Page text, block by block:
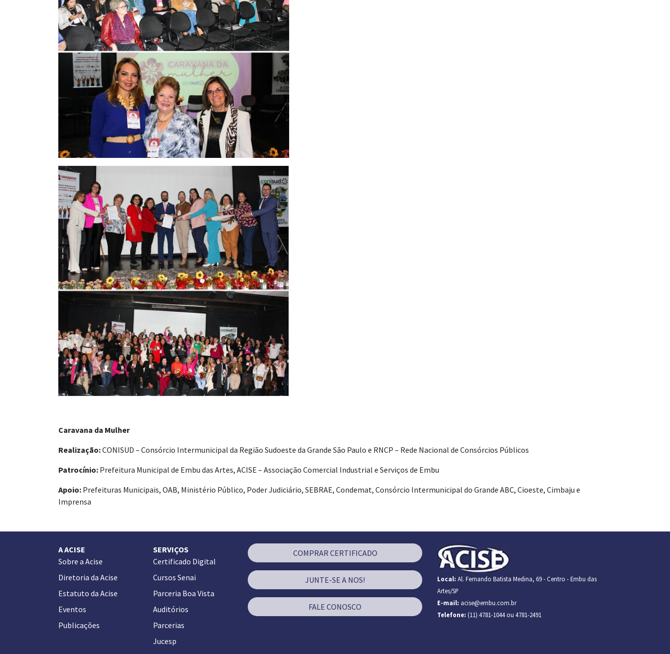
Caravana da Mulher
Realização:CONISUD – Consórcio Intermunicipal da Região Sudoeste da Grande São Paulo e RNCP – Rede Nacional de Consórcios Públicos
Patrocínio: Prefeitura Municipal de Embu das Artes, ACISE – Associação Comercial Industrial e Serviços de Embu
Apoio: Prefeituras Municipais, OAB, Ministério Público, Poder Judiciário, SEBRAE, Condemat, Consórcio Intermunicipal do Grande ABC, Cioeste, Cimbaju e
Imprensa
A ACISE
Sobre a Acise
Diretoria da Acise
Estatuto da Acise
Eventos
Publicações
SERVIÇOS
Certificado Digital
Cursos Senai
Parceria Boa Vista
Auditórios
Parcerias
Jucesp
COMPRAR CERTIFICADO
JUNTE-SE A NOS!
FALE CONOSCO
Local: Al. Fernando Batista Medina, 69 - Centro - Embu das
Artes/SP
E-mail: acise@embu.com.br
Telefone: (11) 4781-1044 ou 4781-2491